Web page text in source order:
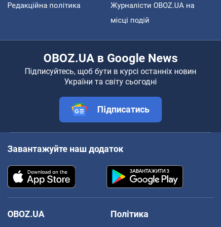
Редакційна політика
Журналісти OBOZ.UA на
місці подій
OBOZ.UA в Google News
Підписуйтесь, щоб бути в курсі останніх новин
України та світу сьогодні
Підписатись
Завантажуйте наш додаток
OBOZ.UA
Політика